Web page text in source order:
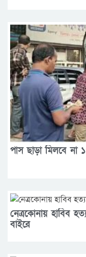
পাস ছাড়া মিলবে না
নেত্রকোনায় হাবিব
বাইরে